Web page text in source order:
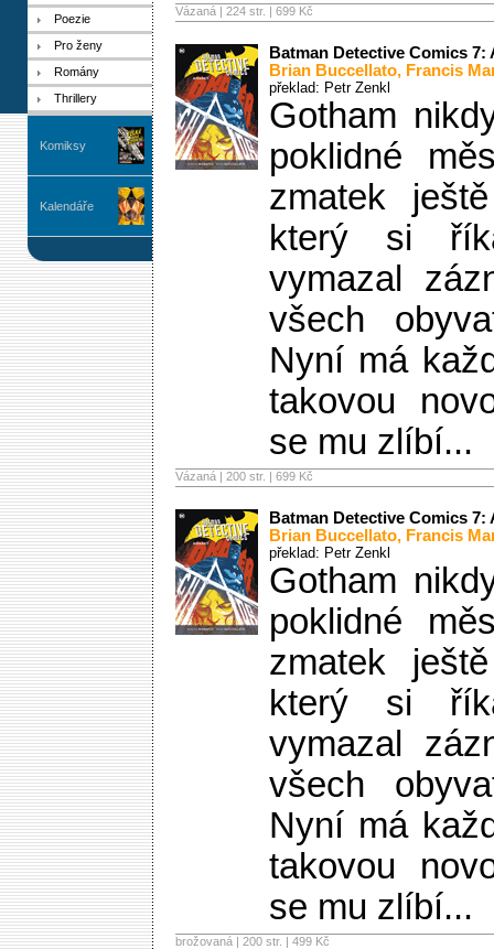
Poezie
Pro ženy
Romány
Thrillery
Komiksy
Kalendáře
Vázaná | 224 str. | 699 Kč
Batman Detective Comics 7:
Brian Buccellato, Francis
překlad: Petr Zenkl
Gotham
poklidné
zmatek
který si
vymazal
všech
Nyní má
takovou
se mu zlíbí...
Vázaná | 200 str. | 699 Kč
Batman Detective Comics 7:
Brian Buccellato, Francis
překlad: Petr Zenkl
Gotham
poklidné
zmatek
který si
vymazal
všech
Nyní má
takovou
se mu zlíbí...
brožovaná | 200 str. | 499 Kč